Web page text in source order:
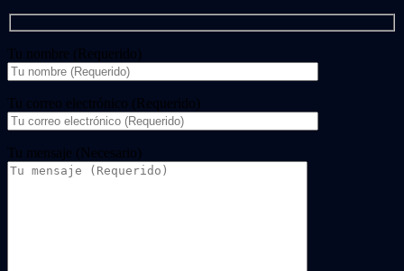
Tu nombre (Requerido)
Tu correo electrónico (Requerido)
Tu mensaje (Necesario)